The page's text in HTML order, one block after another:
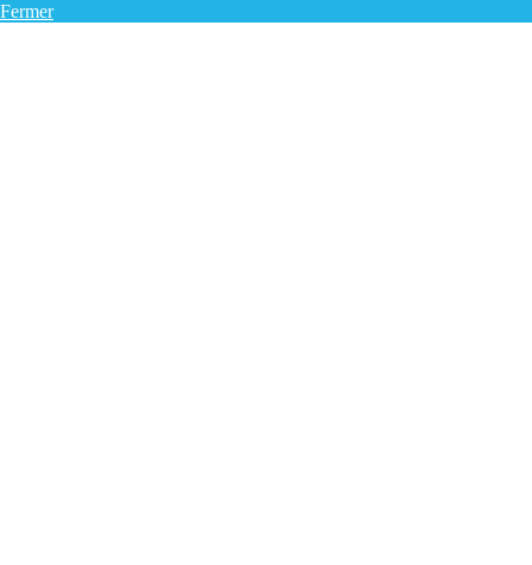
Fermer